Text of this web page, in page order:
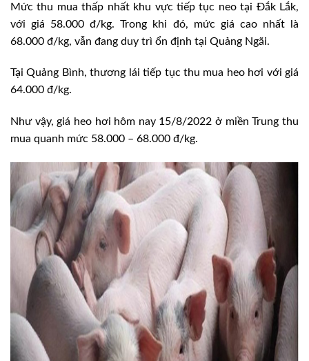
Mức thu mua thấp nhất khu vực tiếp tục neo tại Đắk Lắk,
với giá 58.000 đ/kg. Trong khi đó, mức giá cao nhất là
68.000 đ/kg, vẫn đang duy trì ổn định tại Quảng Ngãi.
Tại Quảng Bình, thương lái tiếp tục thu mua heo hơi với giá
64.000 đ/kg.
Như vậy, giá heo hơi hôm nay 15/8/2022 ở miền Trung thu
mua quanh mức 58.000 – 68.000 đ/kg.